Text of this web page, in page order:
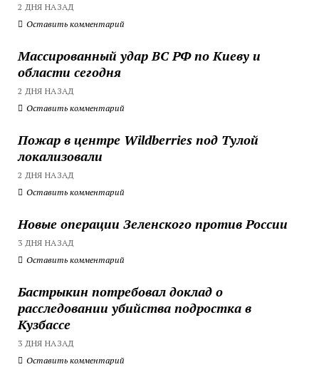
2 ДНЯ НАЗАД
Оставить комментарий
Массированный удар ВС РФ по Киеву и
области сегодня
2 ДНЯ НАЗАД
Оставить комментарий
Пожар в центре Wildberries под Тулой
локализовали
2 ДНЯ НАЗАД
Оставить комментарий
Новые операции Зеленского против России
3 ДНЯ НАЗАД
Оставить комментарий
Бастрыкин потребовал доклад о
расследовании убийства подростка в
Кузбассе
3 ДНЯ НАЗАД
Оставить комментарий